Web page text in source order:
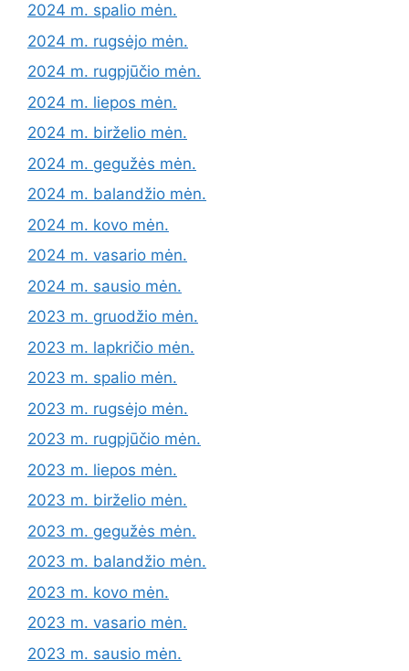
2024 m. spalio mėn.
2024 m. rugsėjo mėn.
2024 m. rugpjūčio mėn.
2024 m. liepos mėn.
2024 m. birželio mėn.
2024 m. gegužės mėn.
2024 m. balandžio mėn.
2024 m. kovo mėn.
2024 m. vasario mėn.
2024 m. sausio mėn.
2023 m. gruodžio mėn.
2023 m. lapkričio mėn.
2023 m. spalio mėn.
2023 m. rugsėjo mėn.
2023 m. rugpjūčio mėn.
2023 m. liepos mėn.
2023 m. birželio mėn.
2023 m. gegužės mėn.
2023 m. balandžio mėn.
2023 m. kovo mėn.
2023 m. vasario mėn.
2023 m. sausio mėn.